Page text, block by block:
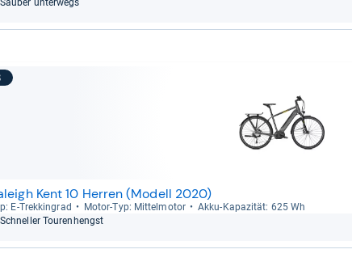
Sau­ber unter­wegs
Kent 10 Herren (Modell 2020)
E-​Trek­kin­grad Motor-​Typ: Mit­tel­mo­tor
Akku-​Kapa­zi­tät: 625 Wh
Schnel­ler Tou­ren­hengst